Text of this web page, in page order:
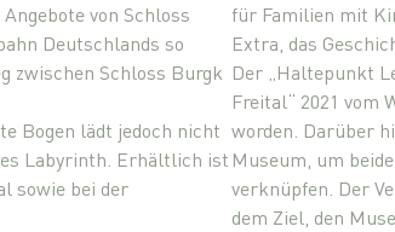
von Schloss
Deutschlands so
zwischen Schloss Burgk
Bogen lädt jedoch nicht
Labyrinth. Erhältlich ist
sowie bei der
für Familien mit
Extra, das
Der „Haltepunkt
Freital“ 2021 vom
worden. Darüber
Museum, um
verknüpfen. Der
dem Ziel, den